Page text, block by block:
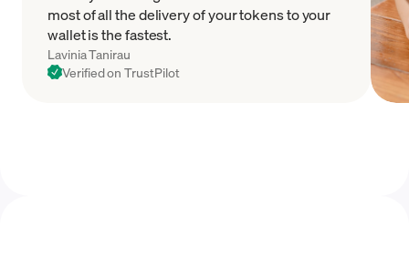
most of all the delivery of your tokens to your
wallet is the fastest.
Lavinia Tanirau
Verified on TrustPilot